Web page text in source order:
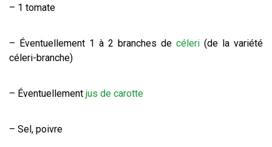
– 1 tomate
– Éventuellement 1 à 2 branches de céleri (de la variété
céleri-branche)
– Éventuellement jus de carotte
– Sel, poivre